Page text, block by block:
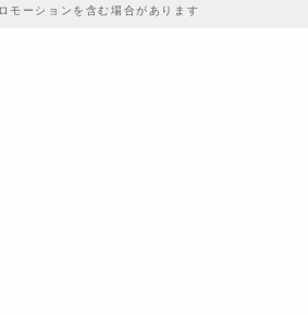
モーションを含む場合があります